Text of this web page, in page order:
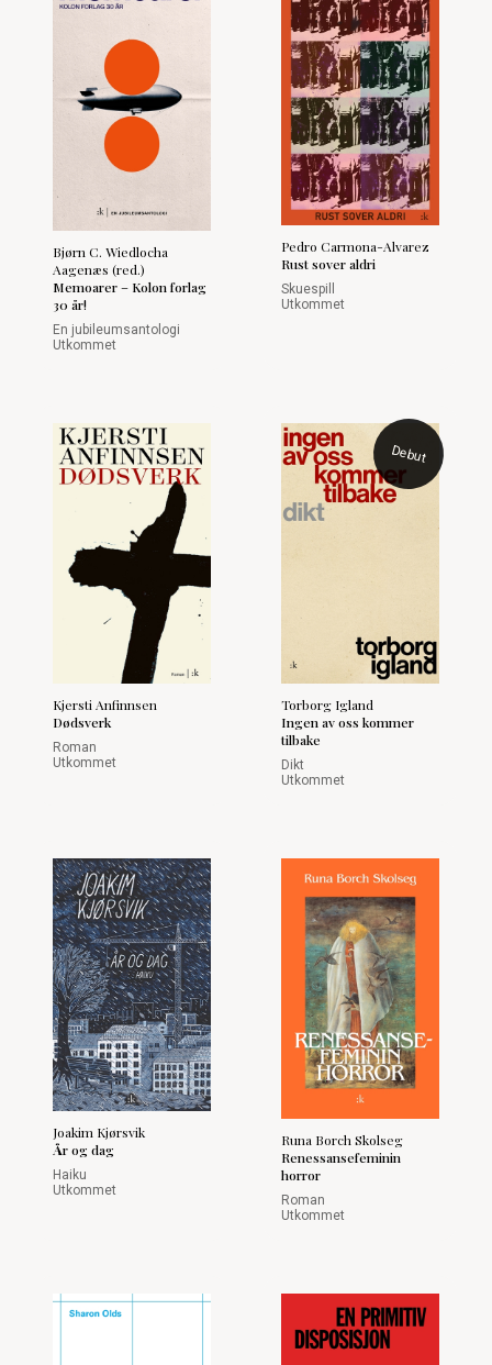
Bjørn C. Wiedlocha
Aagenæs (red.)
Memoarer – Kolon forlag
30 år!
En jubileumsantologi
Utkommet
Pedro Carmona-Alvarez
Rust sover aldri
Skuespill
Utkommet
Kjersti Anfinnsen
Dødsverk
Roman
Utkommet
Torborg Igland
Ingen av oss kommer
tilbake
Dikt
Utkommet
Debut
Joakim Kjørsvik
År og dag
Haiku
Utkommet
Runa Borch Skolseg
Renessansefeminin
horror
Roman
Utkommet